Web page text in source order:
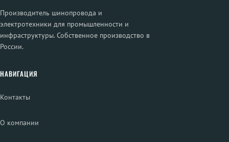
Производитель шинопровода и
электротехники для промышленности и
инфраструктуры. Собственное производство в
России.
НАВИГАЦИЯ
Контакты
О компании